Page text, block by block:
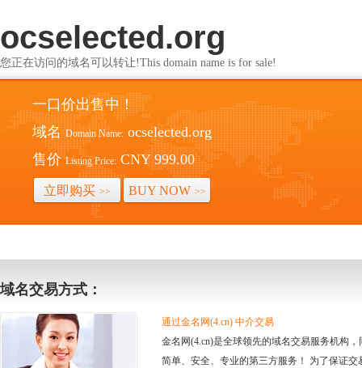
ocselected.org
您正在访问的域名可以转让!This domain name is for sale!
一口价出售中！
域名 Domain Name: ocselected.org
售价 Listing Price: CNY 999.00
立即购买 >> BUY NOW >>
域名交易方式：
通过金名网(4.cn) 中介交易
金名网(4.cn)是全球领先的域名交易服务机构
简单、安全、专业的第三方服务！ 为了保证